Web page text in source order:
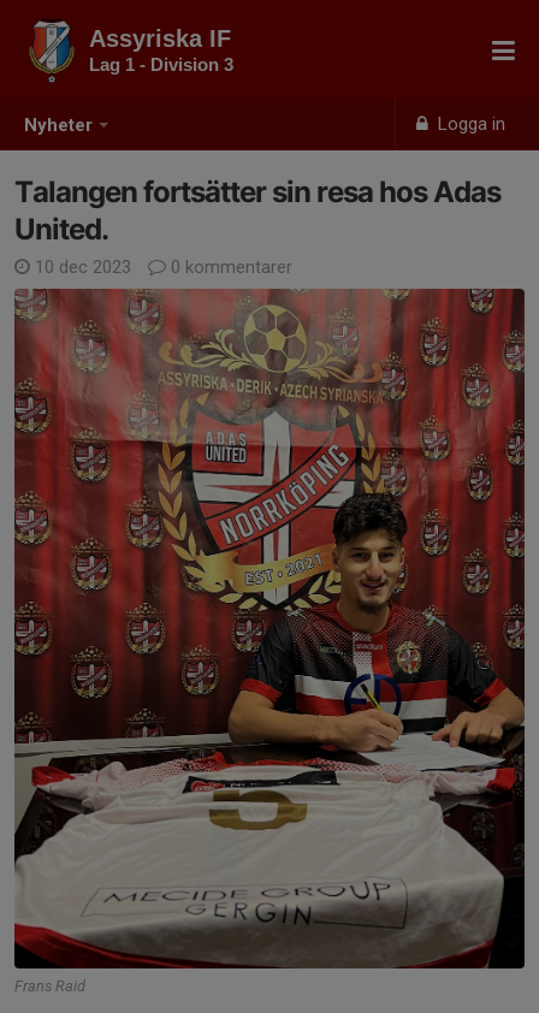
Nyheter Logga in
Assyriska IF
Lag 1 - Division 3
Talangen fortsätter sin resa hos Adas
United.
10 dec 2023 0 kommentarer
Frans Raid